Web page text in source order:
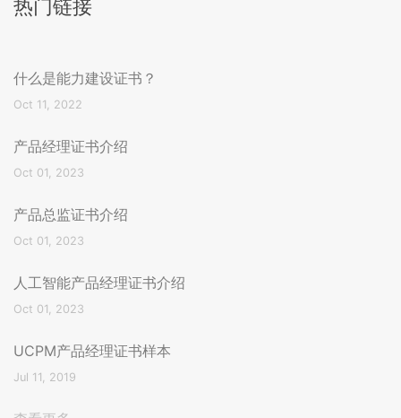
热门链接
什么是能力建设证书？
Oct 11, 2022
产品经理证书介绍
Oct 01, 2023
产品总监证书介绍
Oct 01, 2023
人工智能产品经理证书介绍
Oct 01, 2023
UCPM产品经理证书样本
Jul 11, 2019